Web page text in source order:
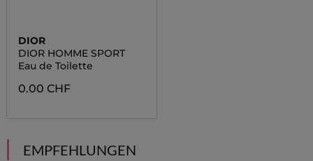
DIOR
DIOR HOMME SPORT
Eau de Toilette
0.00 CHF
EMPFEHLUNGEN